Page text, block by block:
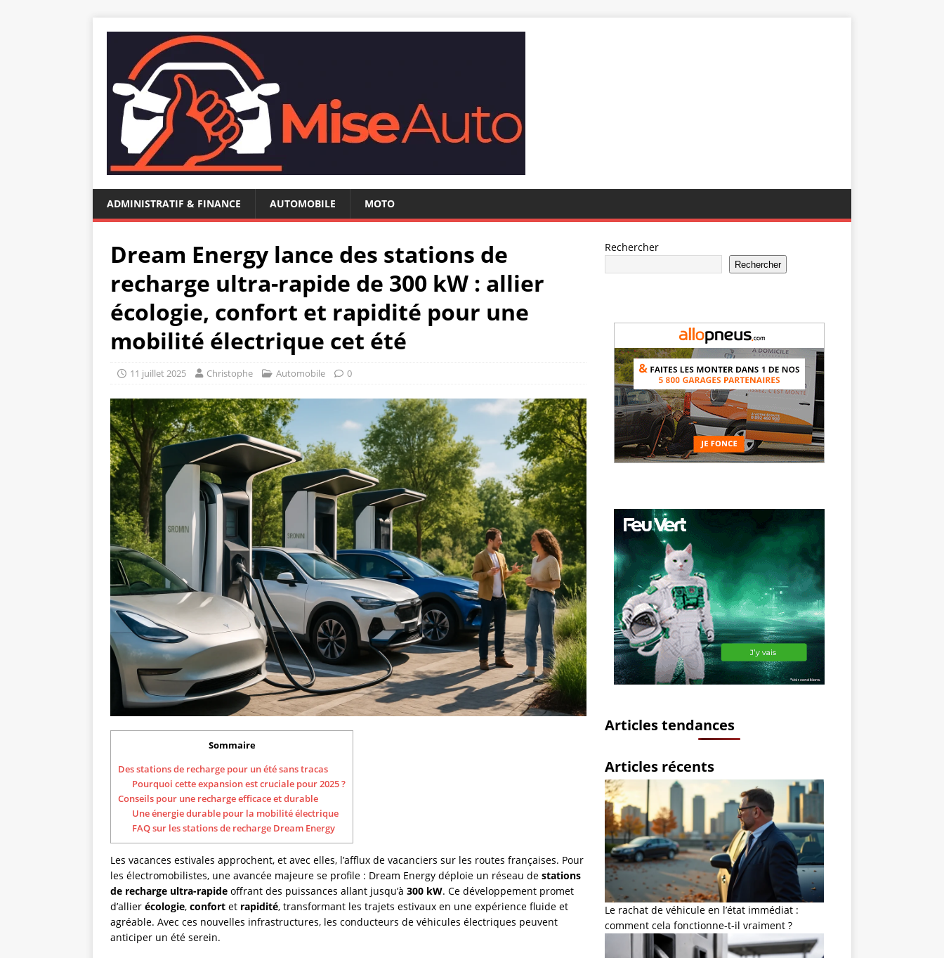
ADMINISTRATIF & FINANCE AUTOMOBILE MOTO
Dream Energy lance des stations de
recharge ultra-rapide de 300 kW : allier
écologie, confort et rapidité pour une
mobilité électrique cet été
11 juillet 2025 Christophe Automobile 0
Sommaire
Des stations de recharge pour un été sans tracas
Pourquoi cette expansion est cruciale pour 2025 ?
Conseils pour une recharge efficace et durable
Une énergie durable pour la mobilité électrique
FAQ sur les stations de recharge Dream Energy
Les vacances estivales approchent, et avec elles, l’afflux de vacanciers sur les routes françaises. Pour
les électromobilistes, une avancée majeure se profile : Dream Energy déploie un réseau de stations
de recharge ultra-rapide offrant des puissances allant jusqu’à 300 kW. Ce développement promet
d’allier écologie, confort et rapidité, transformant les trajets estivaux en une expérience fluide et
agréable. Avec ces nouvelles infrastructures, les conducteurs de véhicules électriques peuvent
anticiper un été serein.
Rechercher
Rechercher
Articles tendances
Articles récents
Le rachat de véhicule en l’état immédiat :
comment cela fonctionne-t-il vraiment ?